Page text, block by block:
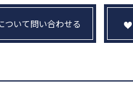
ついて問い合わせる